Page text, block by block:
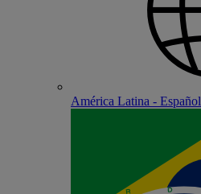
América Latina - Español